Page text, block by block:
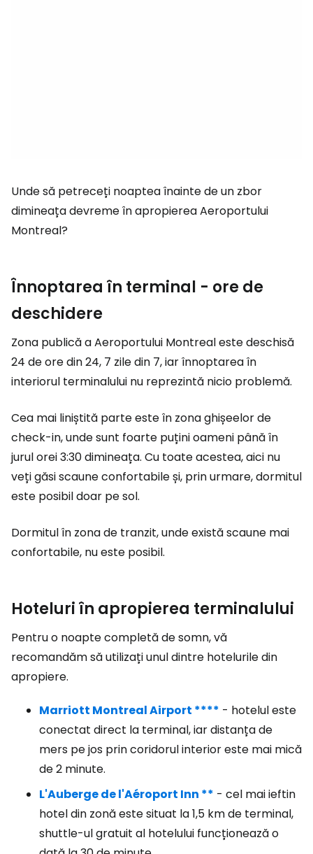
Unde să petreceți noaptea înainte de un zbor
dimineața devreme în apropierea Aeroportului
Montreal?
Înnoptarea în terminal - ore de
deschidere
Zona publică a Aeroportului Montreal este deschisă
24 de ore din 24, 7 zile din 7, iar înnoptarea în
interiorul terminalului nu reprezintă nicio problemă.
Cea mai liniștită parte este în zona ghișeelor de
check-in, unde sunt foarte puțini oameni până în
jurul orei 3:30 dimineața. Cu toate acestea, aici nu
veți găsi scaune confortabile și, prin urmare, dormitul
este posibil doar pe sol.
Dormitul în zona de tranzit, unde există scaune mai
confortabile, nu este posibil.
Hoteluri în apropierea terminalului
Pentru o noapte completă de somn, vă
recomandăm să utilizați unul dintre hotelurile din
apropiere.
Marriott Montreal Airport **** - hotelul este
conectat direct la terminal, iar distanța de
mers pe jos prin coridorul interior este mai mică
de 2 minute.
L'Auberge de l'Aéroport Inn ** - cel mai ieftin
hotel din zonă este situat la 1,5 km de terminal,
shuttle-ul gratuit al hotelului funcționează o